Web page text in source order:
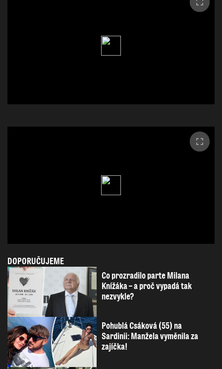
DOPORUČUJEME
Co prozradilo parte Milana
Knížáka – a proč vypadá tak
nezvykle?
Pohublá Csáková (55) na
Sardinii: Manžela vyměnila za
zajíčka!